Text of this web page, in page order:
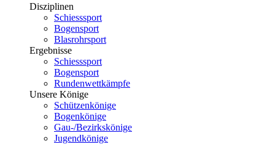
Disziplinen
Schiesssport
Bogensport
Blasrohrsport
Ergebnisse
Schiesssport
Bogensport
Rundenwettkämpfe
Unsere Könige
Schützenkönige
Bogenkönige
Gau-/Bezirkskönige
Jugendkönige